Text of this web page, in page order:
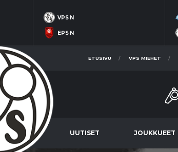
VPS N
EPS N
ETUSIVU VPS MIEHET
UUTISET JOUKKUEET